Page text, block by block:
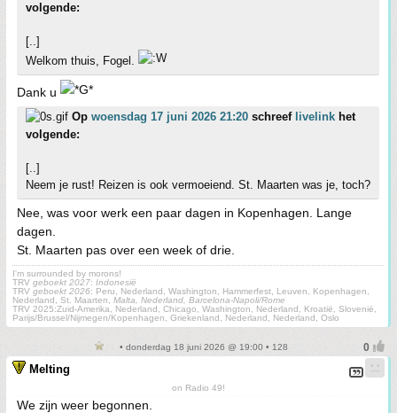
volgende:
[..]
Welkom thuis, Fogel.
Dank u
Op woensdag 17 juni 2026 21:20 schreef livelink het
volgende:
[..]
Neem je rust! Reizen is ook vermoeiend. St. Maarten was je, toch?
Nee, was voor werk een paar dagen in Kopenhagen. Lange
dagen.
St. Maarten pas over een week of drie.
I'm surrounded by morons!
TRV geboekt 2027: Indonesië
TRV geboekt 2026: Peru, Nederland, Washington, Hammerfest, Leuven, Kopenhagen,
Nederland, St. Maarten, Malta, Nederland, Barcelona-Napoli/Rome
TRV 2025:Zuid-Amerika, Nederland, Chicago, Washington, Nederland, Kroatië, Slovenië,
Parijs/Brussel/Nijmegen/Kopenhagen, Griekenland, Nederland, Nederland, Oslo
• donderdag 18 juni 2026 @ 19:00 • 128
Melting
on Radio 49!
We zijn weer begonnen.